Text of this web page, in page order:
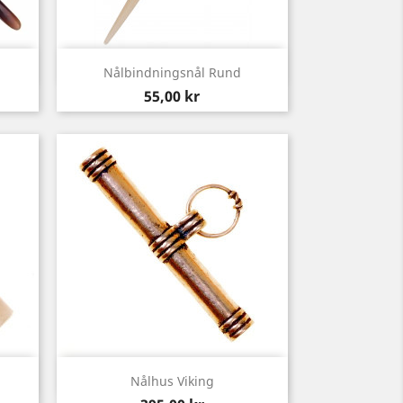
Nålbindningsnål Rund
Pris
55,00 kr
Snabbvy
Nålhus Viking
Snabbvy